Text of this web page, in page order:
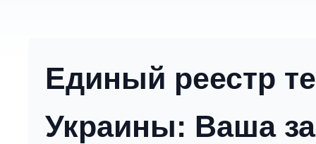
Единый реестр
Украины: Ваша